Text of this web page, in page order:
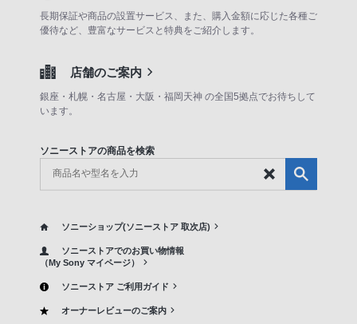
長期保証や商品の設置サービス、また、購入金額に応じた各種ご
優待など、豊富なサービスと特典をご紹介します。
店舗のご案内
銀座・札幌・名古屋・大阪・福岡天神 の全国5拠点でお待ちして
います。
ソニーストアの商品を検索
ソニーショップ(ソニーストア 取次店)
ソニーストアでのお買い物情報
（My Sony マイページ）
ソニーストア ご利用ガイド
オーナーレビューのご案内